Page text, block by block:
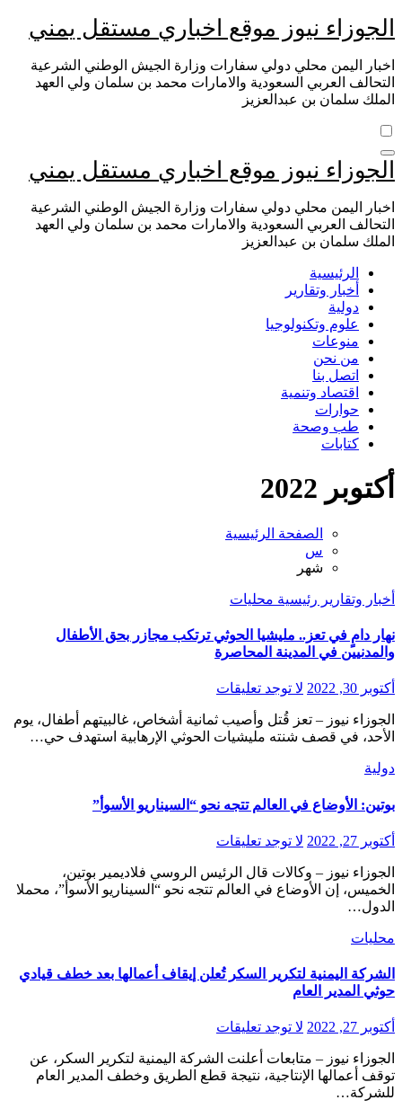
التجاوز
إلى
المحتوى
الجوزاء نيوز موقع اخباري مستقل يمني
اخبار اليمن محلي دولي سفارات وزارة الجيش الوطني الشرعية
التحالف العربي السعودية والامارات محمد بن سلمان ولي العهد
الملك سلمان بن عبدالعزيز
الجوزاء نيوز موقع اخباري مستقل يمني
اخبار اليمن محلي دولي سفارات وزارة الجيش الوطني الشرعية
التحالف العربي السعودية والامارات محمد بن سلمان ولي العهد
الملك سلمان بن عبدالعزيز
الرئيسية
أخبار وتقارير
دولية
علوم وتكنولوجيا
منوعات
من نحن
اتصل بنا
اقتصاد وتنمية
حوارات
طب وصحة
كتابات
أكتوبر 2022
الصفحة الرئيسية
س
شهر
أخبار وتقارير رئيسية محليات
نهار دامٍ في تعز.. مليشيا الحوثي ترتكب مجازر بحق الأطفال
والمدنيين في المدينة المحاصرة
أكتوبر 30, 2022 لا توجد تعليقات
الأحد، في قصف شنته مليشيات الحوثي الإرهابية استهدف حي…
دولية
بوتين: الأوضاع في العالم تتجه نحو “السيناريو الأسوأ”
أكتوبر 27, 2022 لا توجد تعليقات
الخميس، إن الأوضاع في العالم تتجه نحو “السيناريو الأسوأ”، محملا
الدول…
محليات
الشركة اليمنية لتكرير السكر تُعلن إيقاف أعمالها بعد خطف قيادي
حوثي المدير العام
أكتوبر 27, 2022 لا توجد تعليقات
توقف أعمالها الإنتاجية، نتيجة قطع الطريق وخطف المدير العام
للشركة…